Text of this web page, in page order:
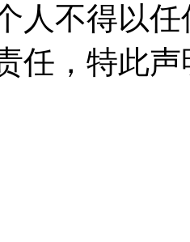
人不得以
任，特此声